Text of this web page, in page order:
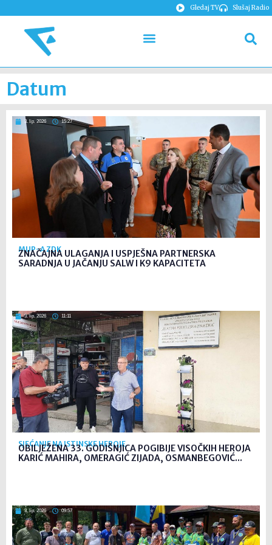
Gledaj TV Slušaj Radio
Datum
3. lip. 2026 15:27
MUP-A ZDK
ZNAČAJNA ULAGANJA I USPJEŠNA PARTNERSKA
SARADNJA U JAČANJU SALW I K9 KAPACITETA
3. lip. 2026 11:11
SJEĆANJE NA ISTINSKE HEROJE
OBILJEŽENA 33. GODIŠNJICA POGIBIJE VISOČKIH HEROJA
KARIĆ MAHIRA, OMERAGIĆ ZIJADA, OSMANBEGOVIĆ...
3. lip. 2026 09:57